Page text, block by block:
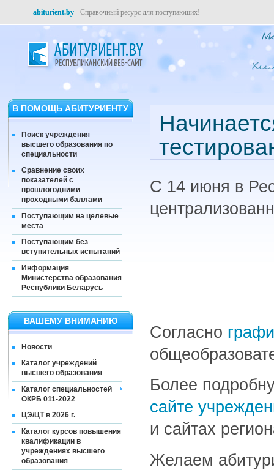
abiturient.by - Справочный ресурс для поступающих!
В ПОМОЩЬ АБИТУРИЕНТУ
Поиск учреждения
высшего образования по
специальности
Сравнение своих
показателей с
прошлогодними
проходными баллами
Поступающим на целевые
места
Поступающим без
вступительных испытаний
Информация
Министерства образования
Республики Беларусь
ВАШЕМУ ВНИМАНИЮ
Новости
Каталог учреждений
высшего образования
Каталог специальностей
ОКРБ 011-2022
ЦЭ/ЦТ в 2026 г.
Каталог курсов повышения
квалификации в
учреждениях высшего
образования
С 14 июня в
Согласно
Более
сайте
и сайтах
Желаем